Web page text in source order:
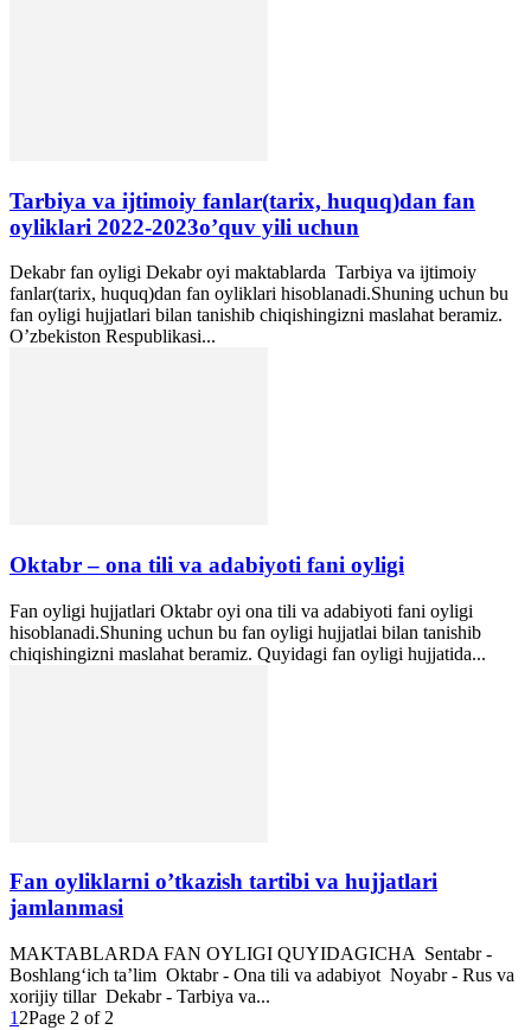
Tarbiya va ijtimoiy fanlar(tarix, huquq)dan fan
oyliklari 2022-2023o’quv yili uchun
Dekabr fan oyligi Dekabr oyi maktablarda Tarbiya va ijtimoiy
fanlar(tarix, huquq)dan fan oyliklari hisoblanadi.Shuning uchun bu
fan oyligi hujjatlari bilan tanishib chiqishingizni maslahat beramiz.
O’zbekiston Respublikasi...
Oktabr – ona tili va adabiyoti fani oyligi
Fan oyligi hujjatlari Oktabr oyi ona tili va adabiyoti fani oyligi
hisoblanadi.Shuning uchun bu fan oyligi hujjatlai bilan tanishib
chiqishingizni maslahat beramiz. Quyidagi fan oyligi hujjatida...
Fan oyliklarni o’tkazish tartibi va hujjatlari
jamlanmasi
MAKTABLARDA FAN OYLIGI QUYIDAGICHA Sentabr -
Boshlang‘ich ta’lim Oktabr - Ona tili va adabiyot Noyabr - Rus va
xorijiy tillar Dekabr - Tarbiya va...
1 2Page 2 of 2